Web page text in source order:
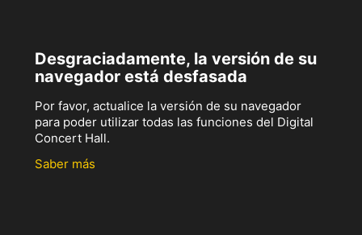
Desgraciadamente, la versión de su
navegador está desfasada
Por favor, actualice la versión de su navegador
para poder utilizar todas las funciones del Digital
Concert Hall.
Saber más